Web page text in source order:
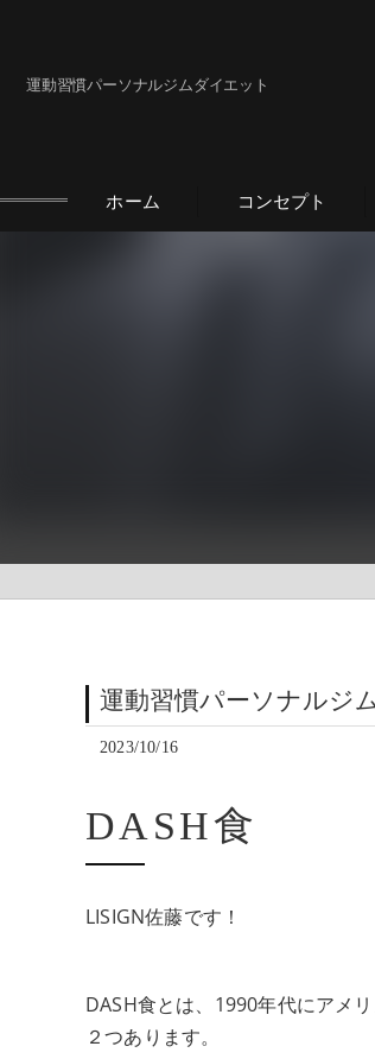
運動習慣パーソナルジムダイエット
ホーム コンセプト
運動習慣パーソナルジ
2023/10/16
DASH食
LISIGN佐藤です！
DASH食とは、1990年代にアメ
２つあります。